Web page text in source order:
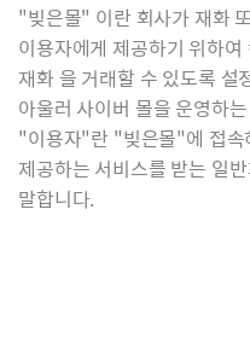
"빚은몰" 이란 회사가 재화
이용자에게 제공하기 위하
재화 을 거래할 수 있도록 설
아울러 사이버 몰을 운영하
"이용자"란 "빚은몰"에 접
제공하는 서비스를 받는 일
말합니다.
공지사항 매장안내 이용
이용약관
개인정보처리방침
이메일무단수집거부
고객센터